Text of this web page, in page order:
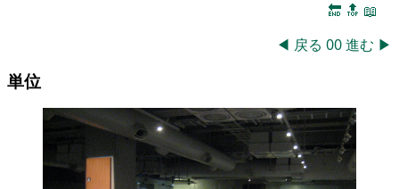
🔚 🔝 📖
◀ 戻る 00進む ▶
単位